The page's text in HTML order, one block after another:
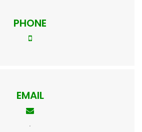
PHONE
EMAIL
.